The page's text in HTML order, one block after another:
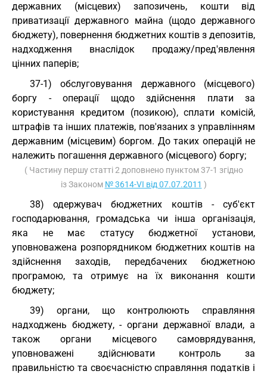
державних (місцевих) запозичень, кошти від
приватизації державного майна (щодо державного
бюджету), повернення бюджетних коштів з депозитів,
надходження внаслідок продажу/пред'явлення
цінних паперів;
37-1) обслуговування державного (місцевого)
боргу - операції щодо здійснення плати за
користування кредитом (позикою), сплати комісій,
штрафів та інших платежів, пов'язаних з управлінням
державним (місцевим) боргом. До таких операцій не
належить погашення державного (місцевого) боргу;
( Частину першу статті 2 доповнено пунктом 37-1 згідно
із Законом № 3614-VI від 07.07.2011 )
38) одержувач бюджетних коштів - суб'єкт
господарювання, громадська чи інша організація,
яка не має статусу бюджетної установи,
уповноважена розпорядником бюджетних коштів на
здійснення заходів, передбачених бюджетною
програмою, та отримує на їх виконання кошти
бюджету;
39) органи, що контролюють справляння
надходжень бюджету, - органи державної влади, а
також органи місцевого самоврядування,
уповноважені здійснювати контроль за
правильністю та своєчасністю справляння податків і